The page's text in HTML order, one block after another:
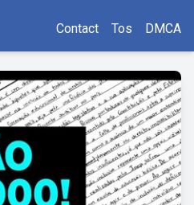
Contact Tos DMCA